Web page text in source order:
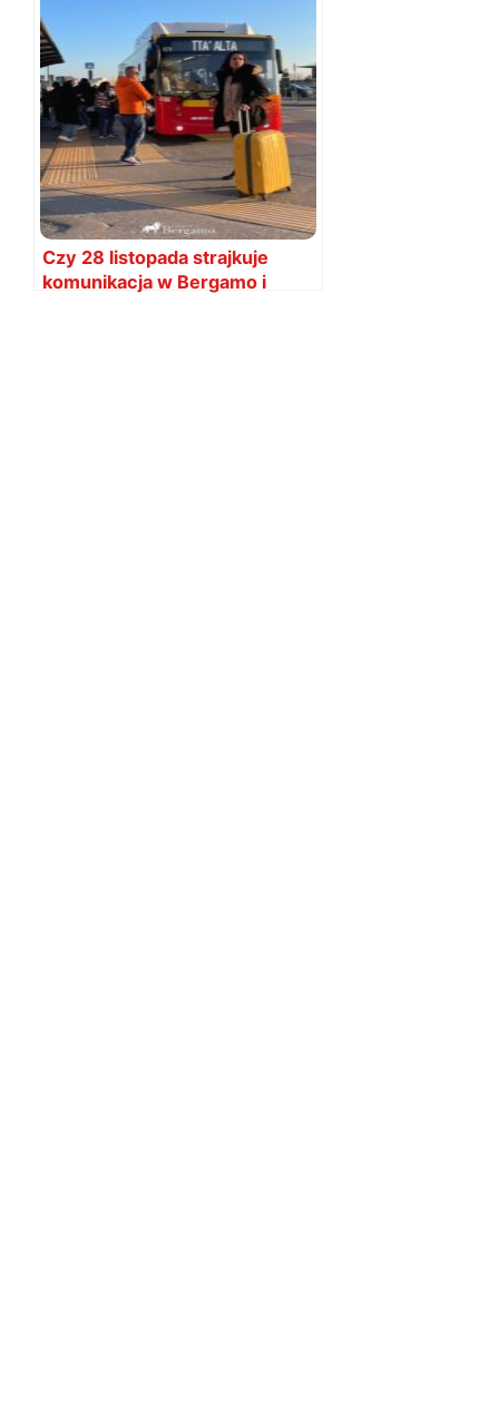
Czy 28 listopada strajkuje
komunikacja w Bergamo i